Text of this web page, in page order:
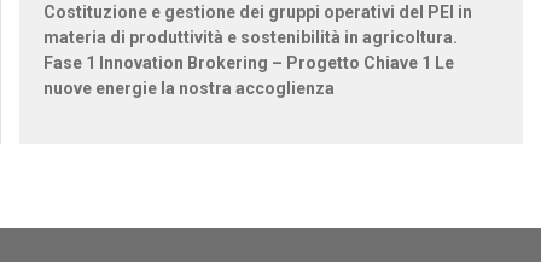
Costituzione e gestione dei gruppi operativi del PEI in
materia di produttività e sostenibilità in agricoltura.
Fase 1 Innovation Brokering – Progetto Chiave 1 Le
nuove energie la nostra accoglienza